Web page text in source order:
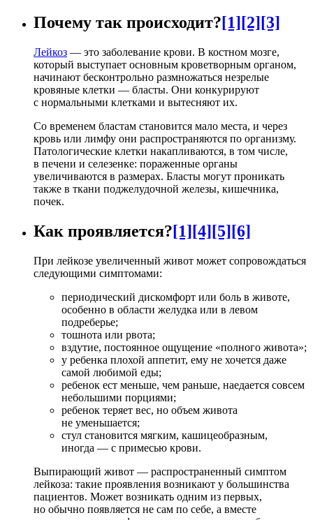
Почему так происходит?[1] [2] [3]
Лейкоз — это заболевание крови. В костном мозге,
который выступает основным кроветворным органом,
начинают бесконтрольно размножаться незрелые
кровяные клетки — бласты. Они конкурируют
с нормальными клетками и вытесняют их.
Со временем бластам становится мало места, и через
кровь или лимфу они распространяются по организму.
Патологические клетки накапливаются, в том числе,
в печени и селезенке: пораженные органы
увеличиваются в размерах. Бласты могут проникать
также в ткани поджелудочной железы, кишечника,
почек.
Как проявляется?[1] [4] [5] [6]
При лейкозе увеличенный живот может сопровождаться
следующими симптомами:
периодический дискомфорт или боль в животе,
особенно в области желудка или в левом
подреберье;
тошнота или рвота;
вздутие, постоянное ощущение «полного живота»;
у ребенка плохой аппетит, ему не хочется даже
самой любимой еды;
ребенок ест меньше, чем раньше, наедается совсем
небольшими порциями;
ребенок теряет вес, но объем живота
не уменьшается;
стул становится мягким, кашицеобразным,
иногда — с примесью крови.
Выпирающий живот — распространенный симптом
лейкоза: такие проявления возникают у большинства
пациентов. Может возникать одним из первых,
но обычно появляется не сам по себе, а вместе